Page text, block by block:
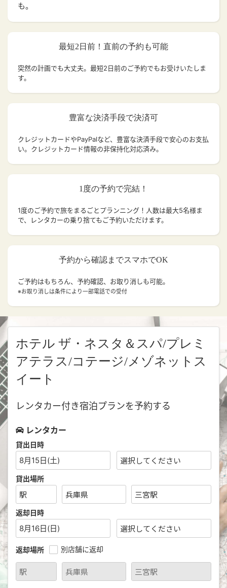
も。
最短2日前！直前の予約も可能
突然の計画でも大丈夫。 最短2日前のご予約でもお受けいたしま
す。
豊富な決済手段で決済可
クレジットカードやPayPalなど、豊富な決済手段で安心のお支払
い。クレジットカード情報の非保持化対応済み。
1度の予約で完結！
1度のご予約で旅をまるごとプランニング！人数は最大5名様ま
で、レンタカーの乗り捨てもご予約いただけます。
予約から確認までスマホでOK
ご予約はもちろん、予約確認、お取り消しも可能。
※お取り消しは条件により一部電話での受付
ホテル ザ・ネスタ＆スパ/プレミ
アテラス/コテージ/メゾネットス
イート
レンタカー付き宿泊プランを予約する
レンタカー
貸出日時
8月15日(土)
貸出場所
返却日時
8月16日(日)
返却場所 別店舗に返却